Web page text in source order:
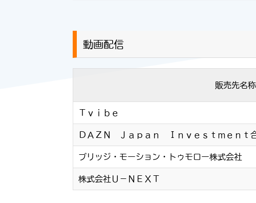
動画配信
販売先名称
Ｔｖｉｂｅ
ＤＡＺＮ Ｊａｐａｎ Ｉｎｖｅｓｔｍｅｎｔ
ブリッジ・モーション・トゥモロー株式会社
株式会社Ｕ－ＮＥＸＴ